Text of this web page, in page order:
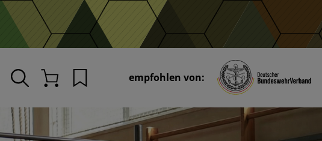
Merkliste
empfohlen von: